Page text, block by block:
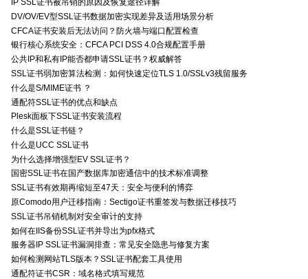
IP SSL证书被吊销的原因及恢复途径详解
DV/OV/EV型SSL证书数据加密实现差异及适用场景分析
CFCA证书安装后无法访问？防火墙与端口配置检查
银行核心系统安全：CFCA PCI DSS 4.0合规配置手册
公共IP和私有IP能否都申请SSL证书？权威解答
SSL证书弱加密算法检测：如何快速定位TLS 1.0/SSLv3残留服务
什么是S/MIME证书 ？
通配符SSL证书的优点和缺点
Plesk面板下SSL证书安装流程
什么是SSL证书链？
什么是UCC SSL证书
为什么选择增强型EV SSL证书？
国密SSL证书在国产数据库加密通信中的技术标准调整
SSL证书有效期再缩短至47天：安全与便利的博弈
原Comodo用户迁移指南：Sectigo证书重签发与数据迁移技巧
SSL证书吊销机制对安全审计的支持
如何在IIS备份SSL证书并导出为pfx格式
服务器IP SSL证书漏洞排查：常见安全隐患与修复方案
如何检测网站TLS版本？SSL证书配套工具使用
通配符证书CSR：域名格式填写规范